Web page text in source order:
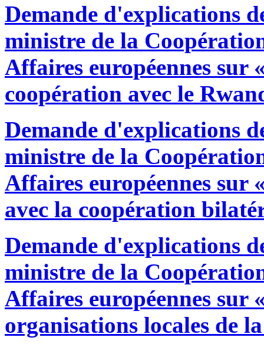
Demande d'explications
ministre de la
Affaires européennes sur
coopération avec le
Demande d'explications
ministre de la
Affaires européennes sur
avec la coopération
Demande d'explications
ministre de la
Affaires européennes sur
organisations locales de